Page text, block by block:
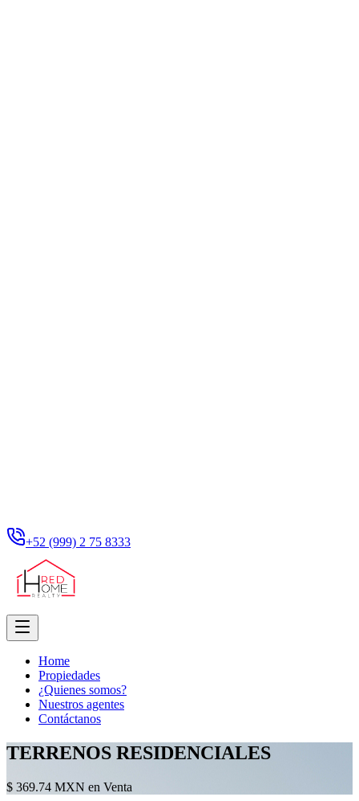
+52 (999) 2 75 8333
Home
Propiedades
¿Quienes somos?
Nuestros agentes
Contáctanos
TERRENOS RESIDENCIALES
$ 369.74 MXN en Venta